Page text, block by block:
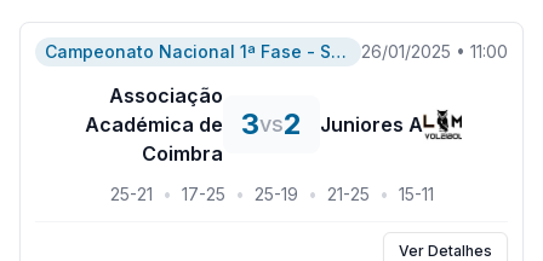
Campeonato Nacional 1ª Fase - Serie A 26/01/2025 • 11:00
Associação
Académica de
Coimbra
3vs2 Juniores A
25-21 • 17-25 • 25-19 • 21-25 • 15-11
Ver Detalhes